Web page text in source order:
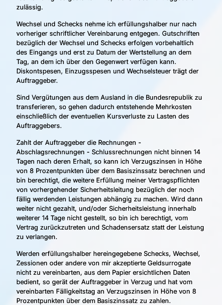
zulässig.
Wechsel und Schecks nehme ich erfüllungshalber nur nach
vorheriger schriftlicher Vereinbarung entgegen. Gutschriften
bezüglich der Wechsel und Schecks erfolgen vorbehaltlich
des Eingangs und erst zu Datum der Wertstellung an dem
Tag, an dem ich über den Gegenwert verfügen kann.
Diskontspesen, Einzugsspesen und Wechselsteuer trägt der
Auftraggeber.
Sind Vergütungen aus dem Ausland in die Bundesrepublik zu
transferieren, so gehen dadurch entstehende Mehrkosten
einschließlich der eventuellen Kursverluste zu Lasten des
Auftraggebers.
Zahlt der Auftraggeber die Rechnungen -
Abschlagsrechnungen - Schlussrechnungen nicht binnen 14
Tagen nach deren Erhalt, so kann ich Verzugszinsen in Höhe
von 8 Prozentpunkten über dem Basiszinssatz berechnen und
bin berechtigt, die weitere Erfüllung meiner Vertragspflichten
von vorhergehender Sicherheitsleitung bezüglich der noch
fällig werdenden Leistungen abhängig zu machen. Wird dann
weiter nicht gezahlt, und/oder Sicherheitsleistung innerhalb
weiterer 14 Tage nicht gestellt, so bin ich berechtigt, vom
Vertrag zurückzutreten und Schadensersatz statt der Leistung
zu verlangen.
Werden erfüllungshalber hereingegebene Schecks, Wechsel,
Zessionen oder andere von mir akzeptierte Geldsurrogate
nicht zu vereinbarten, aus dem Papier ersichtlichen Daten
bedient, so gerät der Auftraggeber in Verzug und hat vom
vereinbarten Fälligkeitstag an Verzugszinsen in Höhe von 8
Prozentpunkten über dem Basiszinssatz zu zahlen.